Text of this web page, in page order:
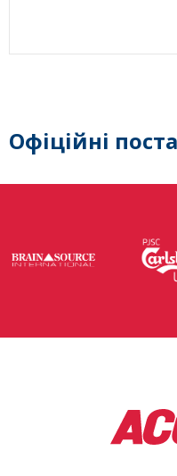
Офіційні